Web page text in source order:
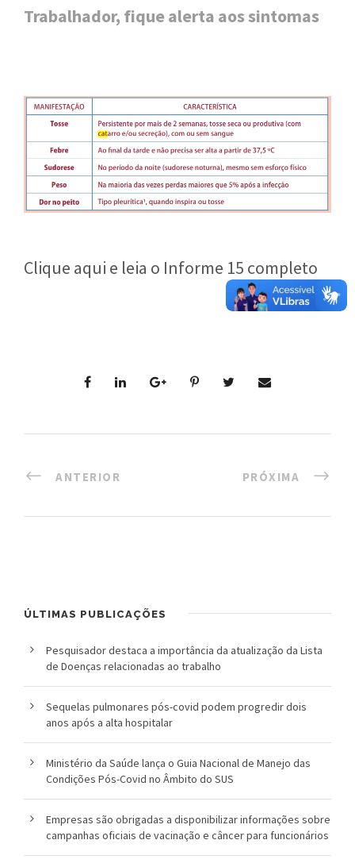
Trabalhador, fique alerta aos sintomas
Clique aqui e leia o Informe 15 completo
ANTERIOR PRÓXIMA
ÚLTIMAS PUBLICAÇÕES
Pesquisador destaca a importância da atualização da Lista
de Doenças relacionadas ao trabalho
Sequelas pulmonares pós-covid podem progredir dois
anos após a alta hospitalar
Ministério da Saúde lança o Guia Nacional de Manejo das
Condições Pós-Covid no Âmbito do SUS
Empresas são obrigadas a disponibilizar informações sobre
campanhas oficiais de vacinação e câncer para funcionários